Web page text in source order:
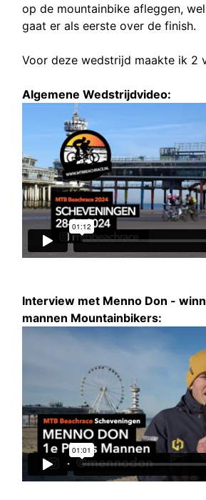
op de mountainbike afleggen,
gaat er als eerste over de finish.
Voor deze wedstrijd maakte ik 2
Algemene Wedstrijdvideo:
Interview met Menno Don -
mannen Mountainbikers: